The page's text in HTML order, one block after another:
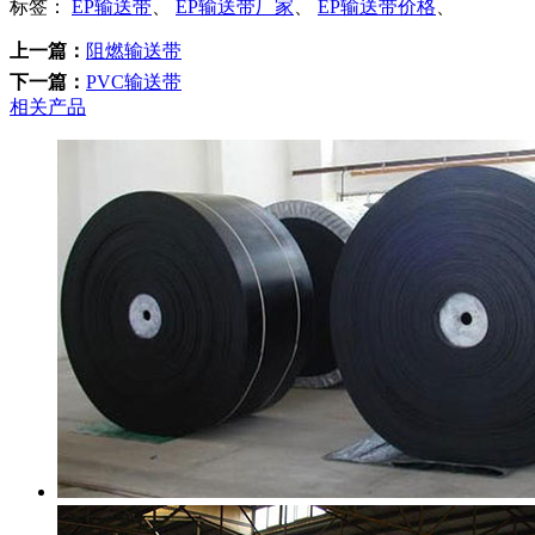
标签： EP输送带 EP输送带厂家 EP输送带价格
上一篇： 阻燃输送带
下一篇： PVC输送带
相关产品